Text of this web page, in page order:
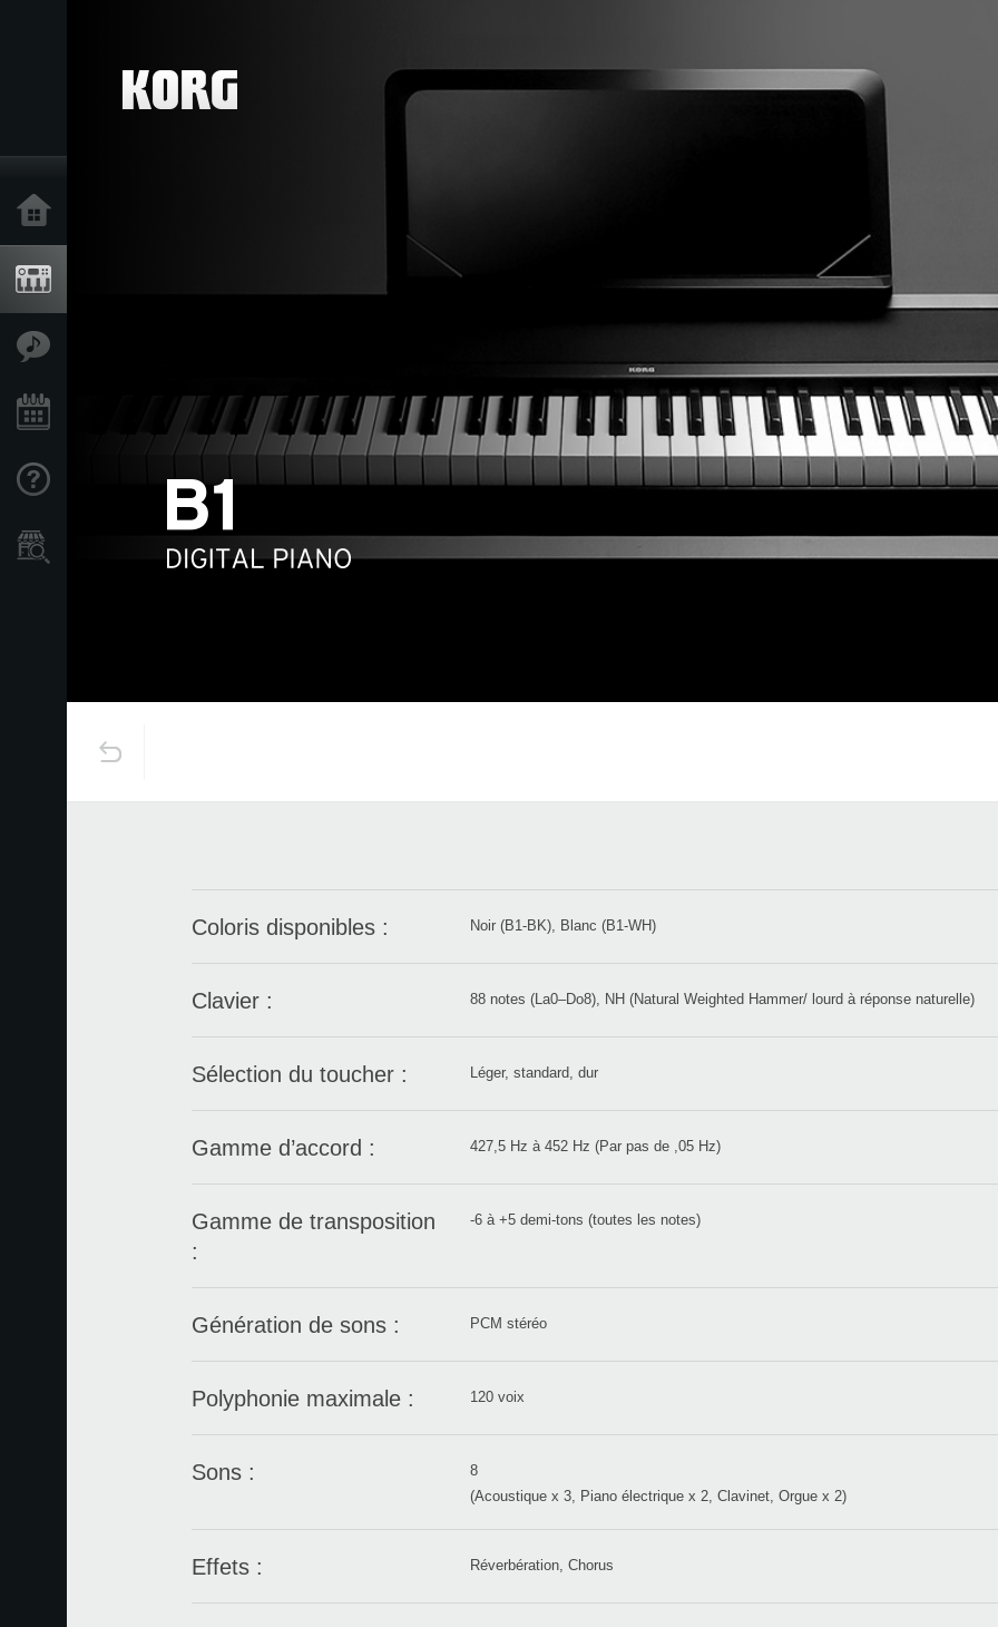
Où acheter ?
Coloris disponibles : Noir (B1-BK), Blanc (B1-WH)
Clavier : 88 notes (La0–Do8), NH (Natural Weighted Hammer/ lourd à réponse naturelle)
Sélection du toucher : Léger, standard, dur
Gamme d’accord : 427,5 Hz à 452 Hz (Par pas de ,05 Hz)
Gamme de transposition
:
-6 à +5 demi-tons (toutes les notes)
Génération de sons : PCM stéréo
Polyphonie maximale : 120 voix
Sons :
8
(Acoustique x 3, Piano électrique x 2, Clavinet, Orgue x 2)
Effets : Réverbération, Chorus